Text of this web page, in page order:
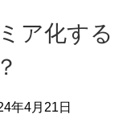
ア化する
年4月21日